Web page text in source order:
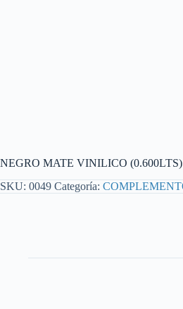
NEGRO MATE VINILICO (0.600LTS)
SKU: 0049 Categoría: